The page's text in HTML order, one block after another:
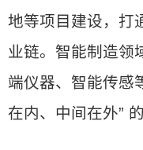
地等项目建设，打
业链。智能制造领
端仪器、智能传感
在内、中间在外”